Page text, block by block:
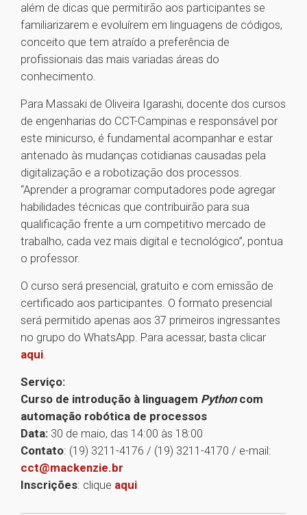
além de dicas que permitirão aos participantes se
familiarizarem e evoluírem em linguagens de códigos,
conceito que tem atraído a preferência de
profissionais das mais variadas áreas do
conhecimento.
Para Massaki de Oliveira Igarashi, docente dos cursos
de engenharias do CCT-Campinas e responsável por
este minicurso, é fundamental acompanhar e estar
antenado às mudanças cotidianas causadas pela
digitalização e a robotização dos processos.
“Aprender a programar computadores pode agregar
habilidades técnicas que contribuirão para sua
qualificação frente a um competitivo mercado de
trabalho, cada vez mais digital e tecnológico”, pontua
o professor.
O curso será presencial, gratuito e com emissão de
certificado aos participantes. O formato presencial
será permitido apenas aos 37 primeiros ingressantes
no grupo do WhatsApp. Para acessar, basta clicar
aqui.
Serviço:
Curso de introdução à linguagem Python com
automação robótica de processos
Data: 30 de maio, das 14:00 às 18:00
Contato: (19) 3211-4176 / (19) 3211-4170 / e-mail:
cct@mackenzie.br
Inscrições: clique aqui